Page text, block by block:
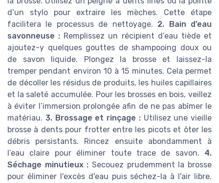
d’un stylo pour extraire les mèches. Cette étape
facilitera le processus de nettoyage. 2. Bain d’eau
savonneuse : Remplissez un récipient d’eau tiède et
ajoutez-y quelques gouttes de shampooing doux ou
de savon liquide. Plongez la brosse et laissez-la
tremper pendant environ 10 à 15 minutes. Cela permet
de décoller les résidus de produits, les huiles capillaires
et la saleté accumulée. Pour les brosses en bois, veillez
à éviter l’immersion prolongée afin de ne pas abîmer le
matériau. 3. Brossage et rinçage :Utilisez une vieille
brosse à dents pour frotter entre les picots et ôter les
débris persistants. Rincez ensuite abondamment à
l’eau claire pour éliminer toute trace de savon. 4.
Séchage minutieux : Secouez prudemment la brosse
pour éliminer l'excès d'eau puis séchez-la à l'air libre.